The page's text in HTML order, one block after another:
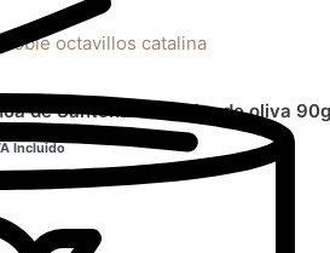
de Santoña en aceite de oliva
Incluido